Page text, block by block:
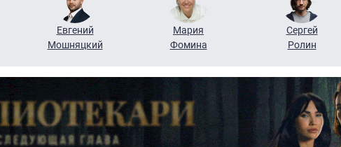
Евгений
Мошняцкий
Мария
Фомина
Сергей
Ролин